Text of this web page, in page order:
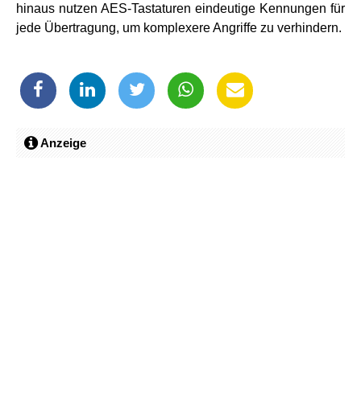
hinaus nutzen AES-Tastaturen eindeutige Kennungen für
jede Übertragung, um komplexere Angriffe zu verhindern.
Anzeige